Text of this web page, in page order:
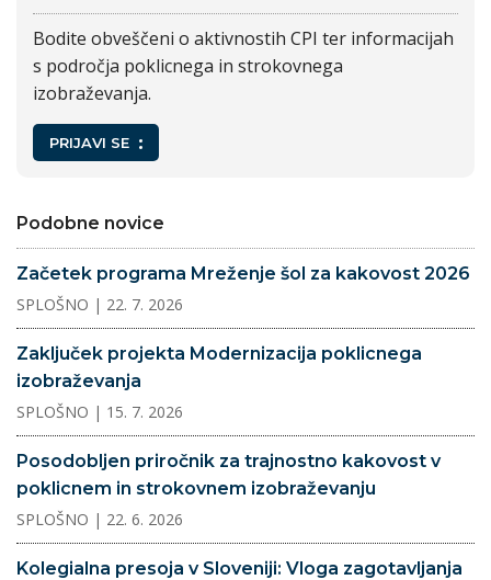
Bodite obveščeni o aktivnostih CPI ter informacijah
s področja poklicnega in strokovnega
izobraževanja.
PRIJAVI SE
Podobne novice
Začetek programa Mreženje šol za kakovost 2026
SPLOŠNO | 22. 7. 2026
Zaključek projekta Modernizacija poklicnega
izobraževanja
SPLOŠNO | 15. 7. 2026
Posodobljen priročnik za trajnostno kakovost v
poklicnem in strokovnem izobraževanju
SPLOŠNO | 22. 6. 2026
Kolegialna presoja v Sloveniji: Vloga zagotavljanja